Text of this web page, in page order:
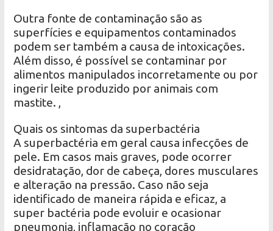
Outra fonte de contaminação são as
superfícies e equipamentos contaminados
podem ser também a causa de intoxicações.
Além disso, é possível se contaminar por
alimentos manipulados incorretamente ou por
ingerir leite produzido por animais com
mastite. ,
Quais os sintomas da superbactéria
A superbactéria em geral causa infecções de
pele. Em casos mais graves, pode ocorrer
desidratação, dor de cabeça, dores musculares
e alteração na pressão. Caso não seja
identificado de maneira rápida e eficaz, a
super bactéria pode evoluir e ocasionar
pneumonia, inflamação no coração